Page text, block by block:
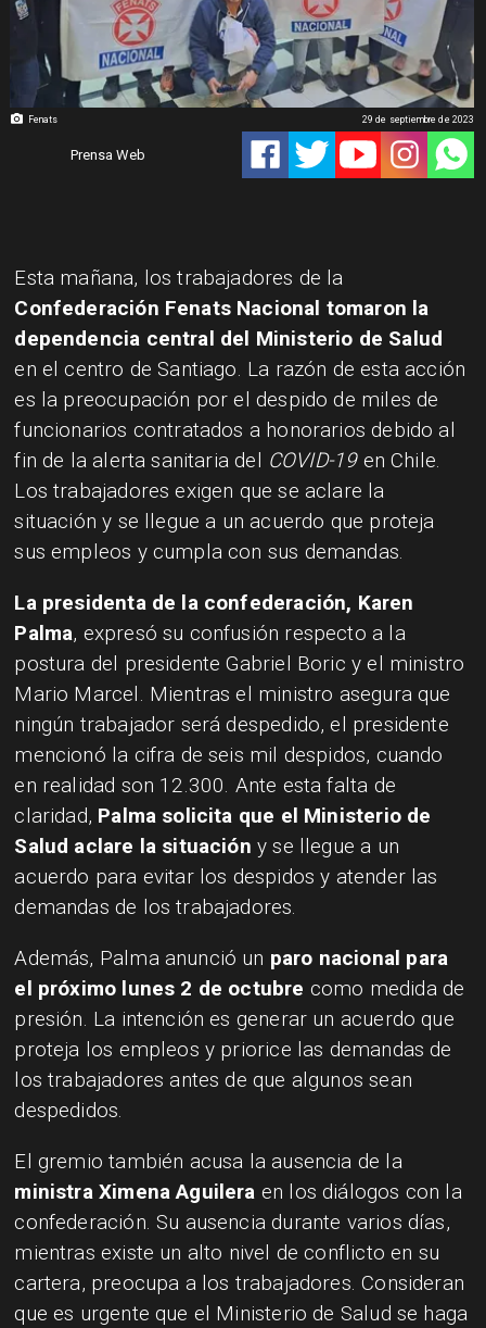
Fenats
Prensa Web
29 de septiembre de 2023
Esta mañana, los trabajadores de la
Confederación Fenats Nacional tomaron la
dependencia central del Ministerio de Salud
en el centro de Santiago. La razón de esta acción
es la preocupación por el despido de miles de
funcionarios contratados a honorarios debido al
fin de la alerta sanitaria del COVID-19en Chile.
Los trabajadores exigen que se aclare la
situación y se llegue a un acuerdo que proteja
sus empleos y cumpla con sus demandas.
La presidenta de la confederación, Karen
Palma, expresó su confusión respecto a la
postura del presidente Gabriel Boric y el ministro
Mario Marcel. Mientras el ministro asegura que
ningún trabajador será despedido, el presidente
mencionó la cifra de seis mil despidos, cuando
en realidad son 12.300. Ante esta falta de
claridad, Palma solicita que el Ministerio de
Salud aclare la situación y se llegue a un
acuerdo para evitar los despidos y atender las
demandas de los trabajadores.
Además, Palma anunció un paro nacional para
el próximo lunes 2 de octubre como medida de
presión. La intención es generar un acuerdo que
proteja los empleos y priorice las demandas de
los trabajadores antes de que algunos sean
despedidos.
El gremio también acusa la ausencia de la
ministra Ximena Aguilera en los diálogos con la
confederación. Su ausencia durante varios días,
mientras existe un alto nivel de conflicto en su
cartera, preocupa a los trabajadores. Consideran
que es urgente que el Ministerio de Salud se haga